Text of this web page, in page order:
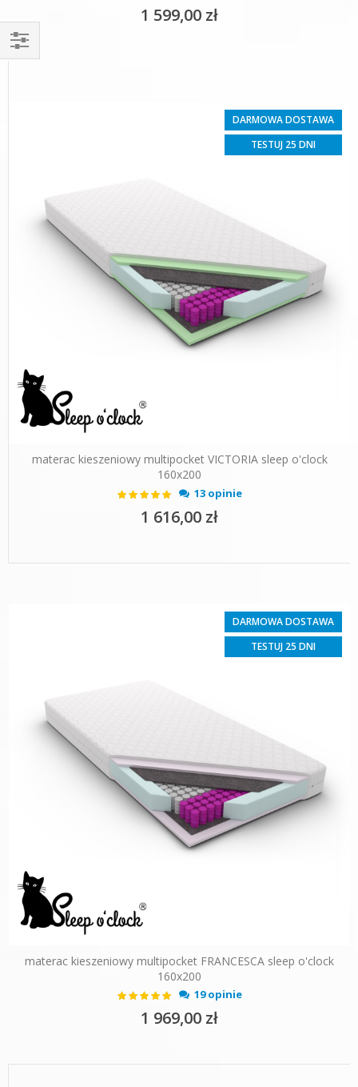
1 599,00 zł
DARMOWA DOSTAWA
TESTUJ 25 DNI
materac kieszeniowy multipocket VICTORIA sleep o'clock
160x200
Ocena:
100%
13 opinie
1 616,00 zł
DARMOWA DOSTAWA
TESTUJ 25 DNI
materac kieszeniowy multipocket FRANCESCA sleep o'clock
160x200
Ocena:
100%
19 opinie
1 969,00 zł
Filtruj